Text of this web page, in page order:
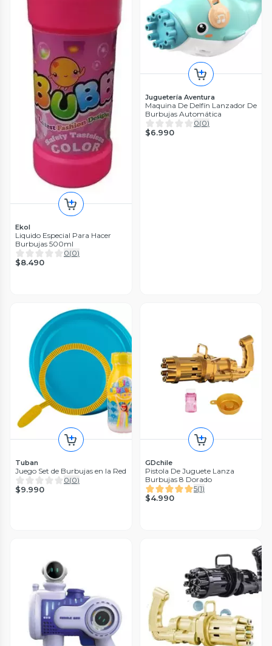
Ekol
Liquido Especial Para Hacer
Burbujas 500ml
0(0)
$8.490
Juguetería Aventura
Maquina De Delfín Lanzador De
Burbujas Automática
0(0)
$6.990
Tuban
Juego Set de Burbujas en la Red
0(0)
$9.990
GDchile
Pistola De Juguete Lanza
Burbujas 8 Dorado
5(1)
$4.990